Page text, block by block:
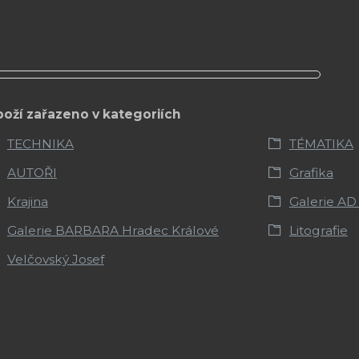
zařazeno v kategoriích
TECHNIKA
TÉMATIKA
AUTOŘI
Grafika
Krajina
Galerie
Galerie BARBARA Hradec Králové
Litografie
Velčovský Josef